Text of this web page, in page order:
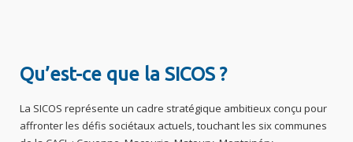
Qu’est-ce que la SICOS ?
La SICOS représente un cadre stratégique ambitieux conçu pour
affronter les défis sociétaux actuels, touchant les six communes